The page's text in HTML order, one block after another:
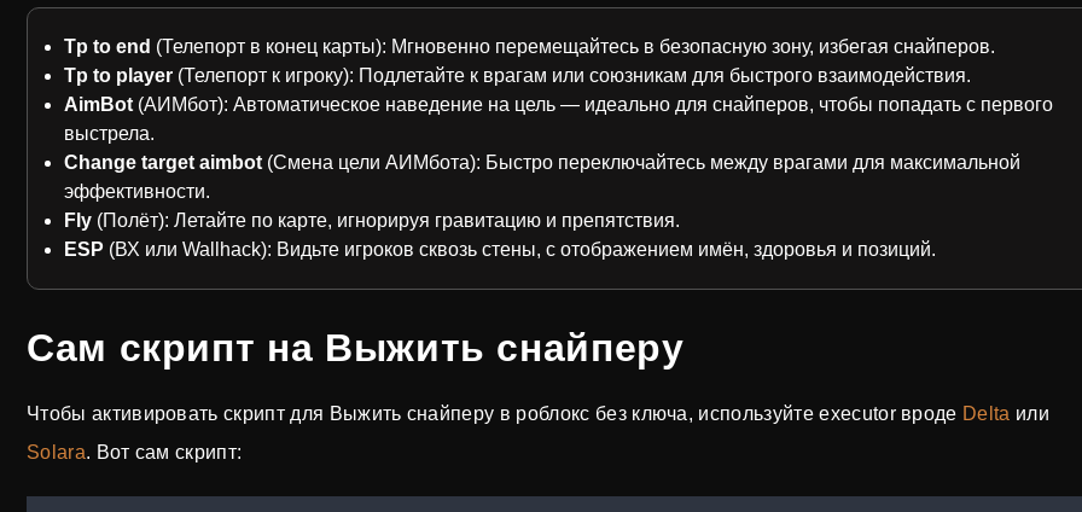
Tp to end (Телепорт в конец карты): Мгновенно перемещайтесь в безопасную зону, избегая снайперов.
Tp to player (Телепорт к игроку): Подлетайте к врагам или союзникам для быстрого взаимодействия.
AimBot (АИМбот): Автоматическое наведение на цель — идеально для снайперов, чтобы попадать с первого
выстрела.
Change target aimbot (Смена цели АИМбота): Быстро переключайтесь между врагами для максимальной
эффективности.
Fly (Полёт): Летайте по карте, игнорируя гравитацию и препятствия.
ESP (ВХ или Wallhack): Видьте игроков сквозь стены, с отображением имён, здоровья и позиций.
Сам скрипт на Выжить снайперу
Чтобы активировать скрипт для Выжить снайперу в роблокс без ключа, используйте executor вроде Delta или
Solara. Вот сам скрипт: